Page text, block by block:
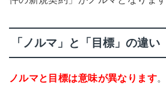
「ノルマ」と「目標」の違い
ノルマと目標は意味が異なります。